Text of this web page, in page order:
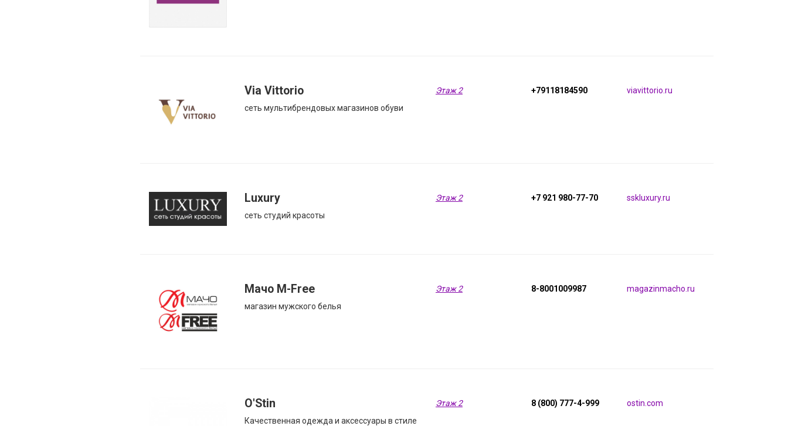
Via Vittorio
сеть мультибрендовых магазинов обуви
Этаж 2 +79118184590 viavittorio.ru
Luxury
сеть студий красоты
Этаж 2 +7 921 980-77-70 sskluxury.ru
Мачо M-Free
магазин мужского белья
Этаж 2 8-8001009987 magazinmacho.ru
O'Stin
Качественная одежда и аксессуары в стиле
Этаж 2 8 (800) 777-4-999 ostin.com